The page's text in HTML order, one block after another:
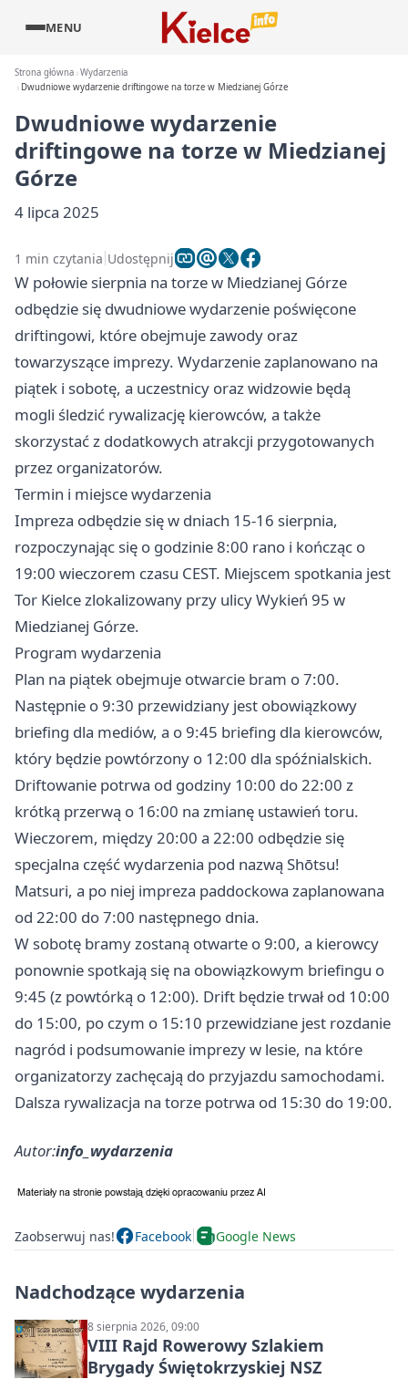
MENU
Strona główna Wydarzenia
Dwudniowe wydarzenie driftingowe na torze w Miedzianej Górze
Dwudniowe wydarzenie
driftingowe na torze w Miedzianej
Górze
4 lipca 2025
1 min czytania Udostępnij
W połowie sierpnia na torze w Miedzianej Górze
odbędzie się dwudniowe wydarzenie poświęcone
driftingowi, które obejmuje zawody oraz
towarzyszące imprezy. Wydarzenie zaplanowano na
piątek i sobotę, a uczestnicy oraz widzowie będą
mogli śledzić rywalizację kierowców, a także
skorzystać z dodatkowych atrakcji przygotowanych
przez organizatorów.
Termin i miejsce wydarzenia
Impreza odbędzie się w dniach 15-16 sierpnia,
rozpoczynając się o godzinie 8:00 rano i kończąc o
19:00 wieczorem czasu CEST. Miejscem spotkania jest
Tor Kielce zlokalizowany przy ulicy Wykień 95 w
Miedzianej Górze.
Program wydarzenia
Plan na piątek obejmuje otwarcie bram o 7:00.
Następnie o 9:30 przewidziany jest obowiązkowy
briefing dla mediów, a o 9:45 briefing dla kierowców,
który będzie powtórzony o 12:00 dla spóźnialskich.
Driftowanie potrwa od godziny 10:00 do 22:00 z
krótką przerwą o 16:00 na zmianę ustawień toru.
Wieczorem, między 20:00 a 22:00 odbędzie się
specjalna część wydarzenia pod nazwą Shōtsu!
Matsuri, a po niej impreza paddockowa zaplanowana
od 22:00 do 7:00 następnego dnia.
W sobotę bramy zostaną otwarte o 9:00, a kierowcy
ponownie spotkają się na obowiązkowym briefingu o
9:45 (z powtórką o 12:00). Drift będzie trwał od 10:00
do 15:00, po czym o 15:10 przewidziane jest rozdanie
nagród i podsumowanie imprezy w lesie, na które
organizatorzy zachęcają do przyjazdu samochodami.
Dalsza rywalizacja na torze potrwa od 15:30 do 19:00.
Autor:info_wydarzenia
Zaobserwuj nas! Facebook Google News
Nadchodzące wydarzenia
8 sierpnia 2026, 09:00
VIII Rajd Rowerowy Szlakiem
Brygady Świętokrzyskiej NSZ